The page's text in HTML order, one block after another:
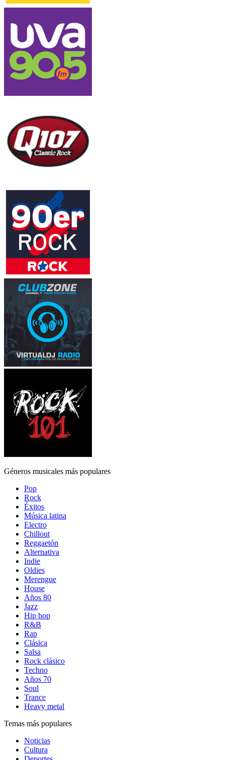
Géneros musicales más populares
Pop
Rock
Éxitos
Música latina
Electro
Chillout
Reggaetón
Alternativa
Indie
Oldies
Merengue
House
Años 80
Jazz
Hip hop
R&B
Rap
Clásica
Salsa
Rock clásico
Techno
Años 70
Soul
Trance
Heavy metal
Temas más populares
Noticias
Cultura